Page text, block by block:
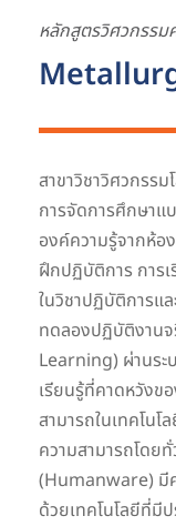
หลักสูตรวิศวกรรม
สาขาวิชาวิศวกรร
การจัดการศึกษาแ
องค์ความรู้จากห้อ
ฝึกปฏิบัติการ การ
ในวิชาปฏิบัติการแล
ทดลองปฏิบัติงาน
Learning) ผ่านระ
เรียนรู้ที่คาดหวัง
สามารถในเทคโน
ความสามารถโดย
(Humanware) มี
ด้วยเทคโนโลยีที่มี